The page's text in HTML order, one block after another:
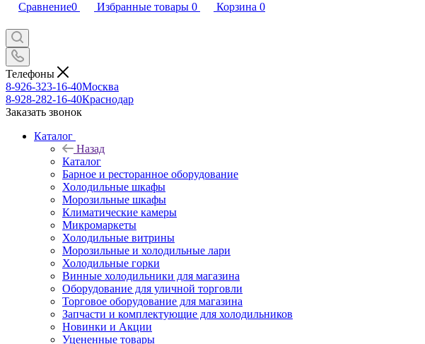
Сравнение0 Избранные товары 0 Корзина 0
Телефоны
8-926-323-16-40Москва
8-928-282-16-40Краснодар
Заказать звонок
Каталог
Назад
Каталог
Барное и ресторанное оборудование
Холодильные шкафы
Морозильные шкафы
Климатические камеры
Микромаркеты
Холодильные витрины
Морозильные и холодильные лари
Холодильные горки
Винные холодильники для магазина
Оборудование для уличной торговли
Торговое оборудование для магазина
Запчасти и комплектующие для холодильников
Новинки и Акции
Уцененные товары